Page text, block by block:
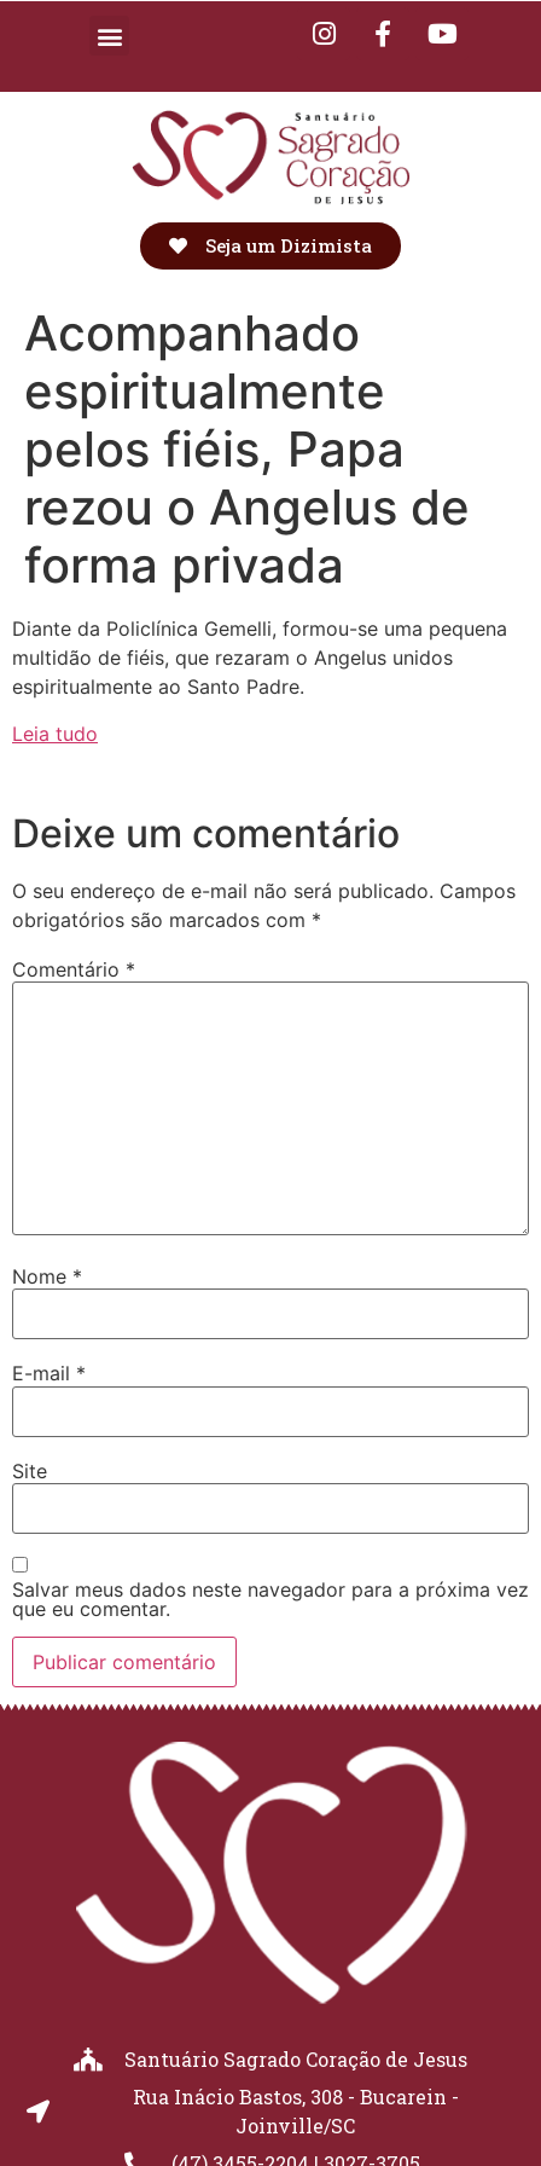
Seja um Dizimista
Acompanhado
espiritualmente
pelos fiéis, Papa
rezou o Angelus de
forma privada
Diante da Policlínica Gemelli, formou-se uma pequena
multidão de fiéis, que rezaram o Angelus unidos
espiritualmente ao Santo Padre.
Leia tudo
Deixe um comentário
O seu endereço de e-mail não será publicado. Campos
obrigatórios são marcados com *
Comentário *
Nome *
E-mail *
Site
Salvar meus dados neste navegador para a próxima vez
que eu comentar.
Santuário Sagrado Coração de Jesus
Rua Inácio Bastos, 308 - Bucarein -
Joinville/SC